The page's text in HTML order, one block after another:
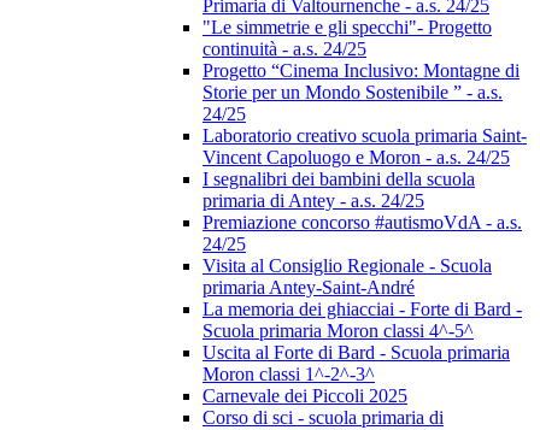
Primaria di Valtournenche - a.s. 24/25
"Le simmetrie e gli specchi"- Progetto
continuità - a.s. 24/25
Progetto “Cinema Inclusivo: Montagne di
Storie per un Mondo Sostenibile ” - a.s.
24/25
Laboratorio creativo scuola primaria Saint-
Vincent Capoluogo e Moron - a.s. 24/25
I segnalibri dei bambini della scuola
primaria di Antey - a.s. 24/25
Premiazione concorso #autismoVdA - a.s.
24/25
Visita al Consiglio Regionale - Scuola
primaria Antey-Saint-André
La memoria dei ghiacciai - Forte di Bard -
Scuola primaria Moron classi 4^-5^
Uscita al Forte di Bard - Scuola primaria
Moron classi 1^-2^-3^
Carnevale dei Piccoli 2025
Corso di sci - scuola primaria di